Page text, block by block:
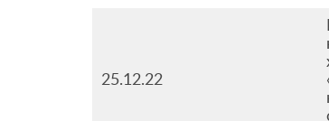
25.12.22